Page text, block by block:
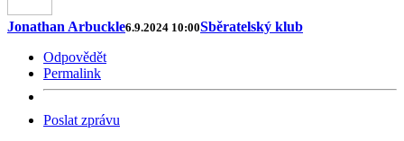
Jonathan Arbuckle6.9.2024 10:00Sběratelský klub
Odpovědět
Permalink
Poslat zprávu